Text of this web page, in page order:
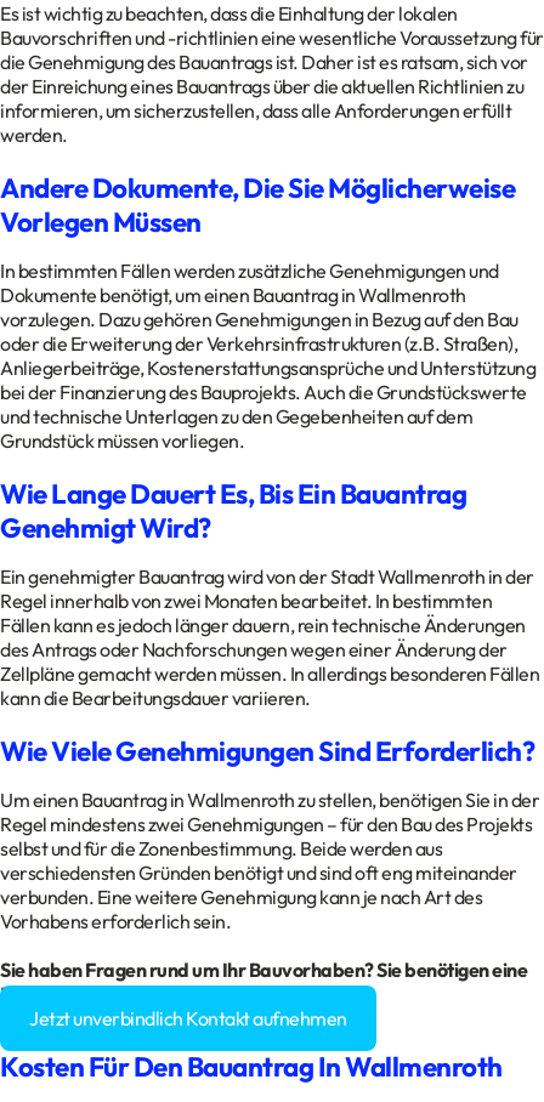
Es ist wichtig zu beachten, dass die Einhaltung der lokalen
Bauvorschriften und -richtlinien eine wesentliche Voraussetzung für
die Genehmigung des Bauantrags ist. Daher ist es ratsam, sich vor
der Einreichung eines Bauantrags über die aktuellen Richtlinien zu
informieren, um sicherzustellen, dass alle Anforderungen erfüllt
werden.
Andere Dokumente, Die Sie Möglicherweise
Vorlegen Müssen
In bestimmten Fällen werden zusätzliche Genehmigungen und
Dokumente benötigt, um einen Bauantrag in Wallmenroth
vorzulegen. Dazu gehören Genehmigungen in Bezug auf den Bau
oder die Erweiterung der Verkehrsinfrastrukturen (z.B. Straßen),
Anliegerbeiträge, Kostenerstattungsansprüche und Unterstützung
bei der Finanzierung des Bauprojekts. Auch die Grundstückswerte
und technische Unterlagen zu den Gegebenheiten auf dem
Grundstück müssen vorliegen.
Wie Lange Dauert Es, Bis Ein Bauantrag
Genehmigt Wird?
Ein genehmigter Bauantrag wird von der Stadt Wallmenroth in der
Regel innerhalb von zwei Monaten bearbeitet. In bestimmten
Fällen kann es jedoch länger dauern, rein technische Änderungen
des Antrags oder Nachforschungen wegen einer Änderung der
Zellpläne gemacht werden müssen. In allerdings besonderen Fällen
kann die Bearbeitungsdauer variieren.
Wie Viele Genehmigungen Sind Erforderlich?
Um einen Bauantrag in Wallmenroth zu stellen, benötigen Sie in der
Regel mindestens zwei Genehmigungen – für den Bau des Projekts
selbst und für die Zonenbestimmung. Beide werden aus
verschiedensten Gründen benötigt und sind oft eng miteinander
verbunden. Eine weitere Genehmigung kann je nach Art des
Vorhabens erforderlich sein.
Sie haben Fragen rund um Ihr Bauvorhaben? Sie benötigen eine
Baugenehmigung?
Jetzt unverbindlich Kontakt aufnehmen
Kosten Für Den Bauantrag In Wallmenroth